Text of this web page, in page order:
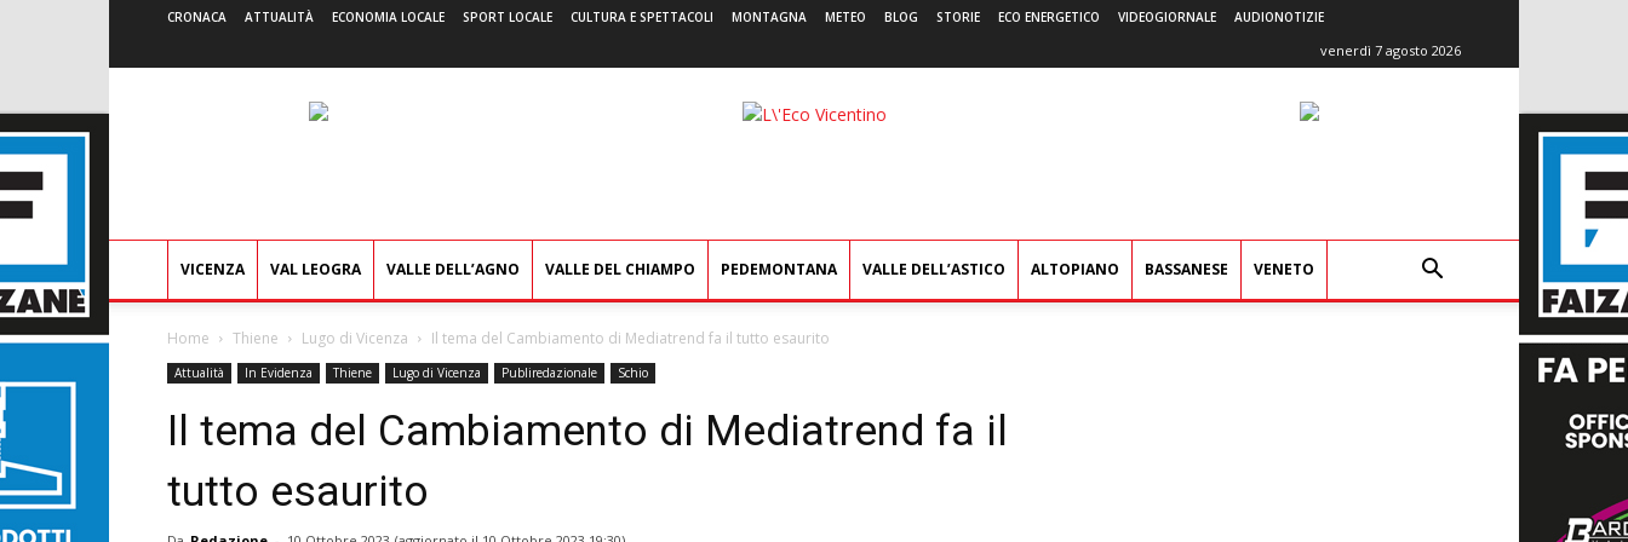
CRONACA ATTUALITÀ ECONOMIA LOCALE SPORT LOCALE CULTURA E SPETTACOLI MONTAGNA METEO BLOG STORIE ECO ENERGETICO VIDEOGIORNALE AUDIONOTIZIE
venerdì 7 agosto 2026
L'Eco
VICENZA VAL LEOGRA VALLE DELL’AGNO VALLE DEL CHIAMPO PEDEMONTANA VALLE DELL’ASTICO ALTOPIANO BASSANESE VENETO
Home Thiene Lugo di Vicenza Il tema del Cambiamento di Mediatrend fa il tutto esaurito
Attualità In Evidenza Thiene Lugo di Vicenza Publiredazionale Schio
Il tema del Cambiamento di Mediatrend fa il
tutto esaurito